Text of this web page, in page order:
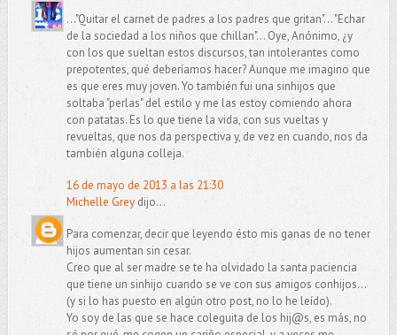
..."Quitar el carnet de padres a los padres que gritan"... "Echar
de la sociedad a los niños que chillan"... Oye, Anónimo, ¿y
con los que sueltan estos discursos, tan intolerantes como
prepotentes, qué deberíamos hacer? Aunque me imagino que
es que eres muy joven. Yo también fui una sinhijos que
soltaba "perlas" del estilo y me las estoy comiendo ahora
con patatas. Es lo que tiene la vida, con sus vueltas y
revueltas, que nos da perspectiva y, de vez en cuando, nos da
también alguna colleja.
16 de mayo de 2013 a las 21:30
Michelle Greydijo...
Para comenzar, decir que leyendo ésto mis ganas de no tener
hijos aumentan sin cesar.
Creo que al ser madre se te ha olvidado la santa paciencia
que tiene un sinhijo cuando se ve con sus amigos conhijos...
(y si lo has puesto en algún otro post, no lo he leído).
Yo soy de las que se hace coleguita de los hij@s, es más, no